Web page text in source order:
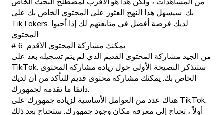
من المشاهدات ، ولكن هذا هو الأقرب لمصطلح البحث الخاص
بك. سيسهل هذا النهج العثور على المحتوى الخاص بك على
TikTokers. لديك فرصة أفضل في متابعتهم لك إذا أحبوا
المحتوى.
# 6. يمكنك مشاركة المحتوى الأقدم
من الجيد مشاركة المحتوى القديم الذي لم يتم تسجيله بعد على
TikTok. ستتذكر النصيحة الأولى حول زيادة مشاركة المحتوى
الخاص بك. يمكنك مشاركة محتوى قديم للتأكد من أن لديك
دائمًا ما تقدمه لجمهورك.
هناك عدد من العوامل الأساسية لزيادة جمهورك على TikTok.
أولاً ، تحتاج إلى معرفة مكان وجود جمهورك. ستحتاج بعد ذلك